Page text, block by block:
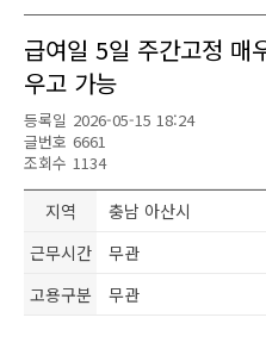
급여일 5일 주간고정 매
우고 가능
등록일 2026-05-15 18:24
글번호 6661
조회수 1134
지역 충남 아산시
근무시간
무관
고용구분
무관